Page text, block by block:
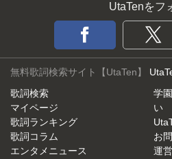
UtaTenをフ
無料歌詞検索サイト【UtaTen】
歌詞検索
マイページ
歌詞ランキング
歌詞コラム
エンタメニュース
学
い
お
運